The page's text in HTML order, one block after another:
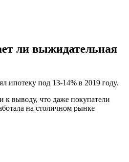
ли выжидательная
ипотеку под 13-14% в 2019 году.
к выводу, что даже покупатели
на столичном рынке